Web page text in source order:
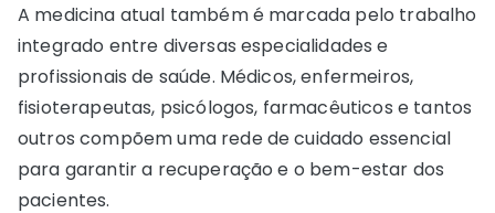
A medicina atual também é marcada pelo trabalho
integrado entre diversas especialidades e
profissionais de saúde. Médicos, enfermeiros,
fisioterapeutas, psicólogos, farmacêuticos e tantos
outros compõem uma rede de cuidado essencial
para garantir a recuperação e o bem-estar dos
pacientes.